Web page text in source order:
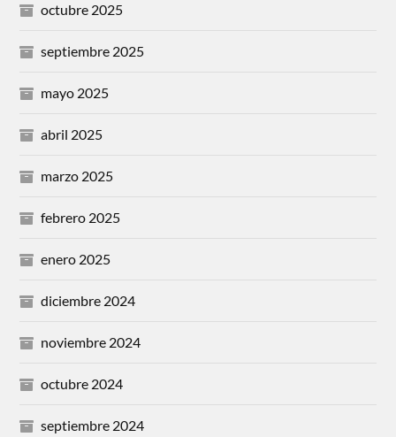
octubre 2025
septiembre 2025
mayo 2025
abril 2025
marzo 2025
febrero 2025
enero 2025
diciembre 2024
noviembre 2024
octubre 2024
septiembre 2024